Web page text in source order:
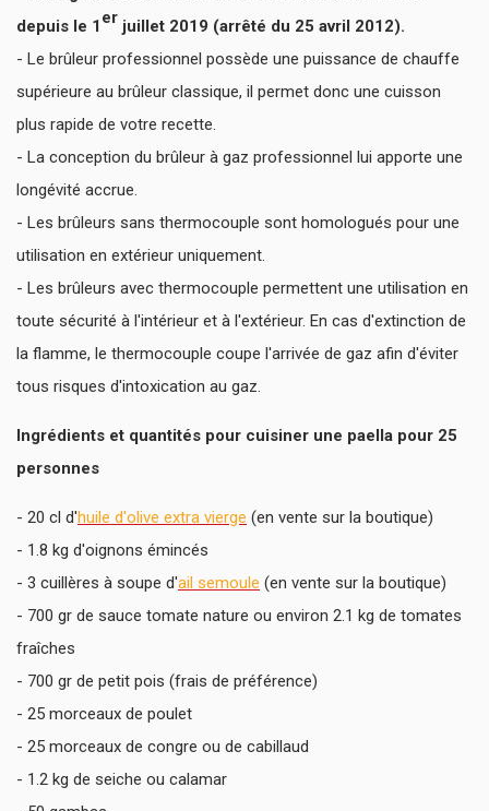
depuis le 1 er juillet 2019 (arrêté du 25 avril 2012).
- Le brûleur professionnel possède une puissance de chauffe
supérieure au brûleur classique, il permet donc une cuisson
plus rapide de votre recette.
- La conception du brûleur à gaz professionnel lui apporte une
longévité accrue.
- Les brûleurs sans thermocouple sont homologués pour une
utilisation en extérieur uniquement.
- Les brûleurs avec thermocouple permettent une utilisation en
toute sécurité à l'intérieur et à l'extérieur. En cas d'extinction de
la flamme, le thermocouple coupe l'arrivée de gaz afin d'éviter
tous risques d'intoxication au gaz.
Ingrédients et quantités pour cuisiner une paella pour 25
personnes
- 20 cl d'huile d'olive extra vierge (en vente sur la boutique)
- 1.8 kg d'oignons émincés
- 3 cuillères à soupe d'ail semoule (en vente sur la boutique)
- 700 gr de sauce tomate nature ou environ 2.1 kg de tomates
fraîches
- 700 gr de petit pois (frais de préférence)
- 25 morceaux de poulet
- 25 morceaux de congre ou de cabillaud
- 1.2 kg de seiche ou calamar